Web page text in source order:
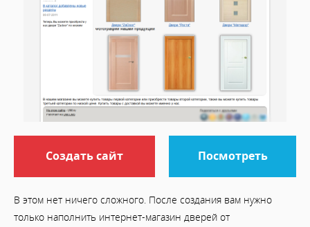
Создать сайт Посмотреть
В этом нет ничего сложного. После создания вам нужно
только наполнить интернет-магазин дверей от